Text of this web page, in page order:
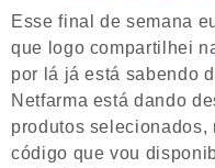
Esse final de semana
que logo compartilhei
por lá já está sabendo
Netfarma está dando
produtos selecionados,
código que vou